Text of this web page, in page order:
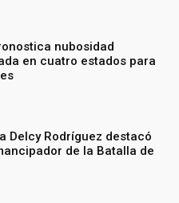
nubosidad
en cuatro estados para
Delcy Rodríguez destacó
de la Batalla de